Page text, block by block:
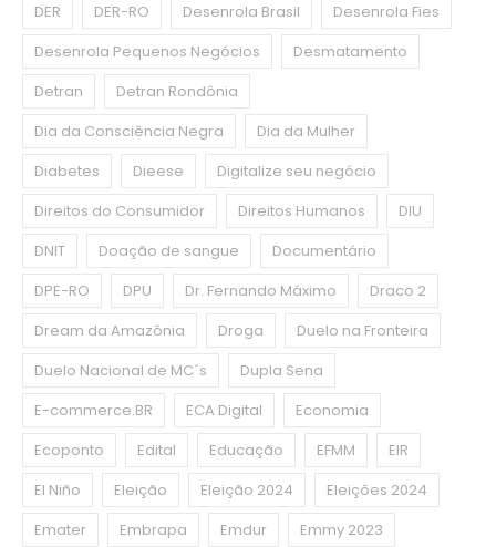
DER
DER-RO Desenrola Brasil
Desenrola Fies
Desenrola Pequenos Negócios
Desmatamento
Detran
Detran Rondônia
Dia da Consciência Negra
Dia da Mulher
Diabetes
Dieese
Digitalize seu negócio
Direitos do Consumidor
Direitos Humanos
DIU
DNIT
Doação de sangue
Documentário
DPE-RO
DPU Dr. Fernando Máximo
Draco 2
Dream da Amazônia
Droga
Duelo na Fronteira
Duelo Nacional de MC´s
Dupla Sena
E-commerce.BR
ECA Digital
Economia
Ecoponto
Edital Educação EFMM
EIR
El Niño
Eleição Eleição 2024
Eleições 2024
Emater
Embrapa Emdur
Emmy 2023